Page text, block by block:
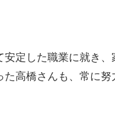
安定した職業に就き
た高橋さんも、常に